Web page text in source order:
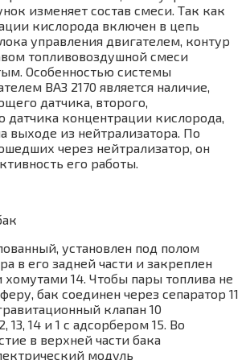
изменяет состав смеси. Так как
кислорода включен в цепь
управления двигателем, контур
топливовоздушной смеси
Особенностью системы
ВАЗ 2170 является наличие,
датчика, второго,
датчика концентрации кислорода,
выходе из нейтрализатора. По
через нейтрализатор, он
его работы.
установлен под полом
в его задней части и закреплен
14. Чтобы пары топлива не
бак соединен через сепаратор 11
клапан 10
13, 14 и 1 с адсорбером 15. Во
в верхней части бака
модуль